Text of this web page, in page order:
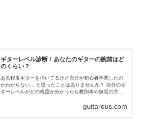
ギターレベル診断！あなたのギターの腕前はど
のくらい？
ある程度ギターを弾いてるけど自分が初心者卒業したの
かわからない... と思ったことはありませんか？ 自分のギ
ターレベルがどの程度か分かったら教則本や練習の方針
guitarous.com